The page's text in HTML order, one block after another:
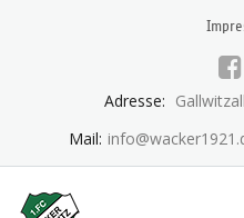
Adresse:
Mail: